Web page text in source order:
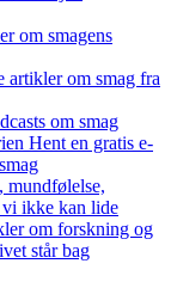
om smagens
artikler om smag fra
om smag
Hent en gratis e-
mundfølelse,
vi ikke kan lide
om forskning og
står bag